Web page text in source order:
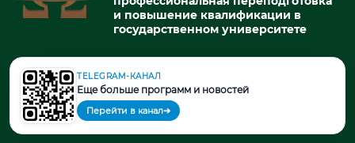
и повышение квалификации в
государственном университете
© 2026. При использовании материалов портала активная ссылка
на источник обязательна.
TELEGRAM-КАНАЛ
Еще больше программ и новостей
Перейти в канал➔